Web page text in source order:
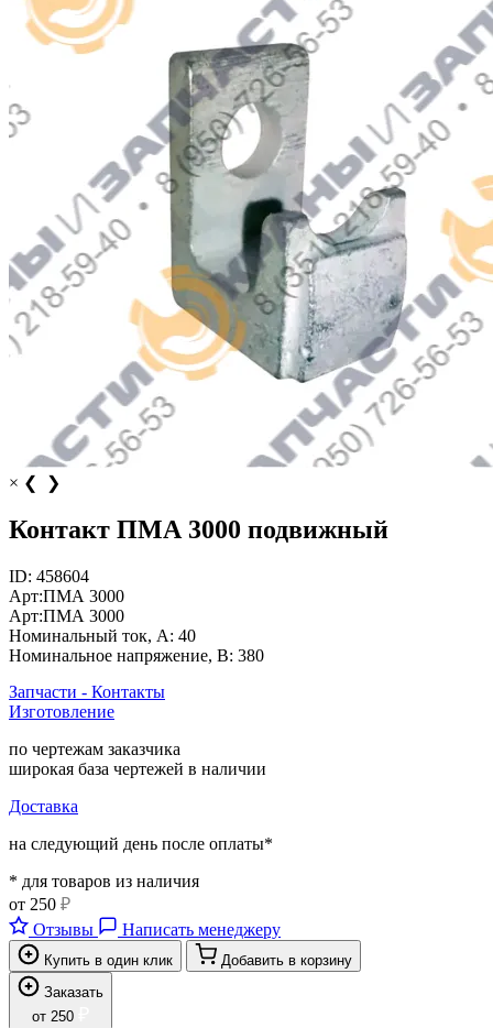
× ❮ ❯
Контакт ПМА 3000 подвижный
ID: 458604
Арт:ПМА 3000
Арт:ПМА 3000
Номинальный ток, А: 40
Номинальное напряжение, В: 380
Запчасти - Контакты
Изготовление
по чертежам заказчика
широкая база чертежей в наличии
Доставка
на следующий день после оплаты*
* для товаров из наличия
от 250 ₽
Отзывы
Написать менеджеру
Купить в один клик
Добавить в корзину
Заказать
от 250